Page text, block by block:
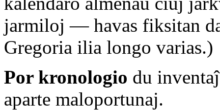
jarmiloj — havas fiksitan
Gregoria ilia longo varias.)
Por kronologio du
aparte maloportunaj.